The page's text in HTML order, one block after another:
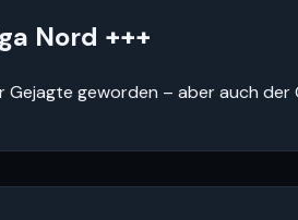
Nord +++
geworden – aber auch der